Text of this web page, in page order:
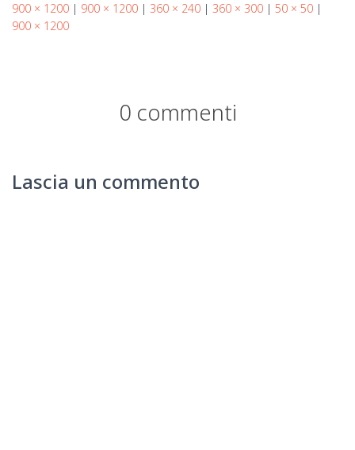
900 × 1200 | 900 × 1200 | 360 × 240 | 360 × 300 | 50 × 50 |
900 × 1200
0 commenti
Lascia un commento